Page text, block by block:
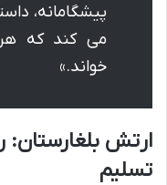
پیشگامانه،
می کند که
خواند.»
ارتش بلغارستان:
تسلیم